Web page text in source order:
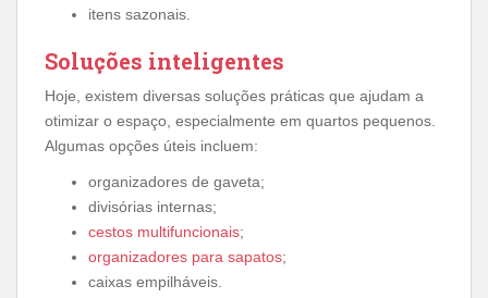
itens sazonais.
Soluções inteligentes
Hoje, existem diversas soluções práticas que ajudam a
otimizar o espaço, especialmente em quartos pequenos.
Algumas opções úteis incluem:
organizadores de gaveta;
divisórias internas;
cestos multifuncionais;
organizadores para sapatos;
caixas empilháveis.